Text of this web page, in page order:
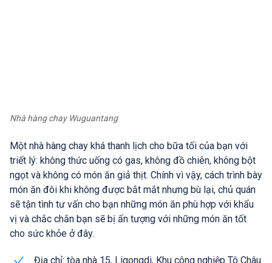
Nhà hàng chay Wuguantang
Một nhà hàng chay khá thanh lịch cho bữa tối của bạn với
triết lý: không thức uống có gas, không đồ chiên, không bột
ngọt và không có món ăn giả thịt. Chính vì vậy, cách trình bày
món ăn đôi khi không được bắt mắt nhưng bù lại, chủ quán
sẽ tận tình tư vấn cho bạn những món ăn phù hợp với khẩu
vị và chắc chắn bạn sẽ bị ấn tượng với những món ăn tốt
cho sức khỏe ở đây.
Địa chỉ: tòa nhà 15, Ligongdi, Khu công nghiệp Tô Châu